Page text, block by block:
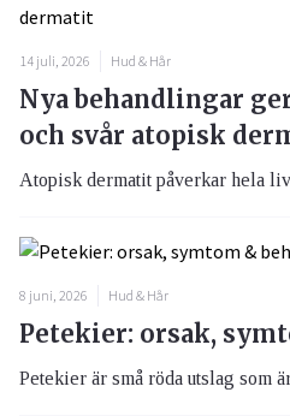
14 juli, 2026 Hud & Hår
Nya behandlingar
och svår atopisk
Atopisk dermatit påverkar hela
8 juni, 2026 Hud & Hår
Petekier: orsak,
Petekier är små röda utslag som